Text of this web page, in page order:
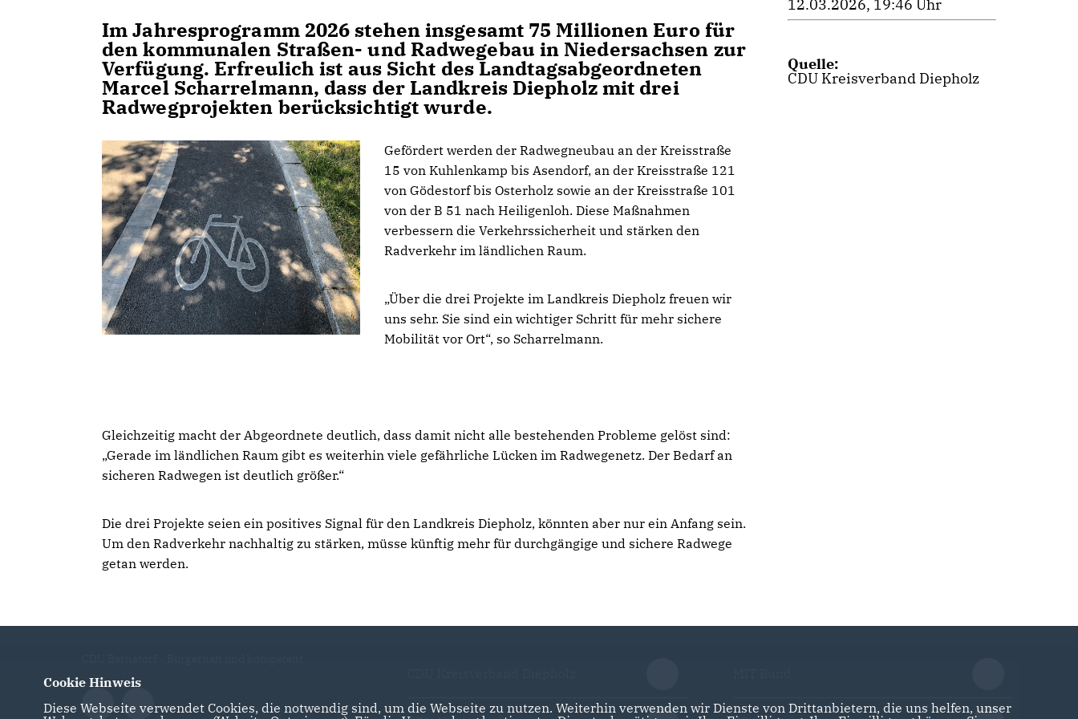
Im Jahresprogramm 2026 stehen insgesamt 75 Millionen Euro für
den kommunalen Straßen- und Radwegebau in Niedersachsen zur
Verfügung. Erfreulich ist aus Sicht des Landtagsabgeordneten
Marcel Scharrelmann, dass der Landkreis Diepholz mit drei
Radwegprojekten berücksichtigt wurde.
Gefördert werden der Radwegneubau an der Kreisstraße
15 von Kuhlenkamp bis Asendorf, an der Kreisstraße 121
von Gödestorf bis Osterholz sowie an der Kreisstraße 101
von der B 51 nach Heiligenloh. Diese Maßnahmen
verbessern die Verkehrssicherheit und stärken den
Radverkehr im ländlichen Raum.
Über die drei Projekte im Landkreis Diepholz freuen wir
uns sehr. Sie sind ein wichtiger Schritt für mehr sichere
Mobilität vor Ort“, so Scharrelmann.
Gleichzeitig macht der Abgeordnete deutlich, dass damit nicht alle bestehenden Probleme gelöst sind:
Gerade im ländlichen Raum gibt es weiterhin viele gefährliche Lücken im Radwegenetz. Der Bedarf an
sicheren Radwegen ist deutlich größer.“
Die drei Projekte seien ein positives Signal für den Landkreis Diepholz, könnten aber nur ein Anfang sein.
Um den Radverkehr nachhaltig zu stärken, müsse künftig mehr für durchgängige und sichere Radwege
getan werden.
12.03.2026, 19:46 Uhr
Quelle:
CDU Kreisverband Diepholz
Cookie Hinweis
Diese Webseite verwendet Cookies, die notwendig sind, um die Webseite zu nutzen. Weiterhin verwenden wir Dienste von Drittanbietern, die uns helfen, unser